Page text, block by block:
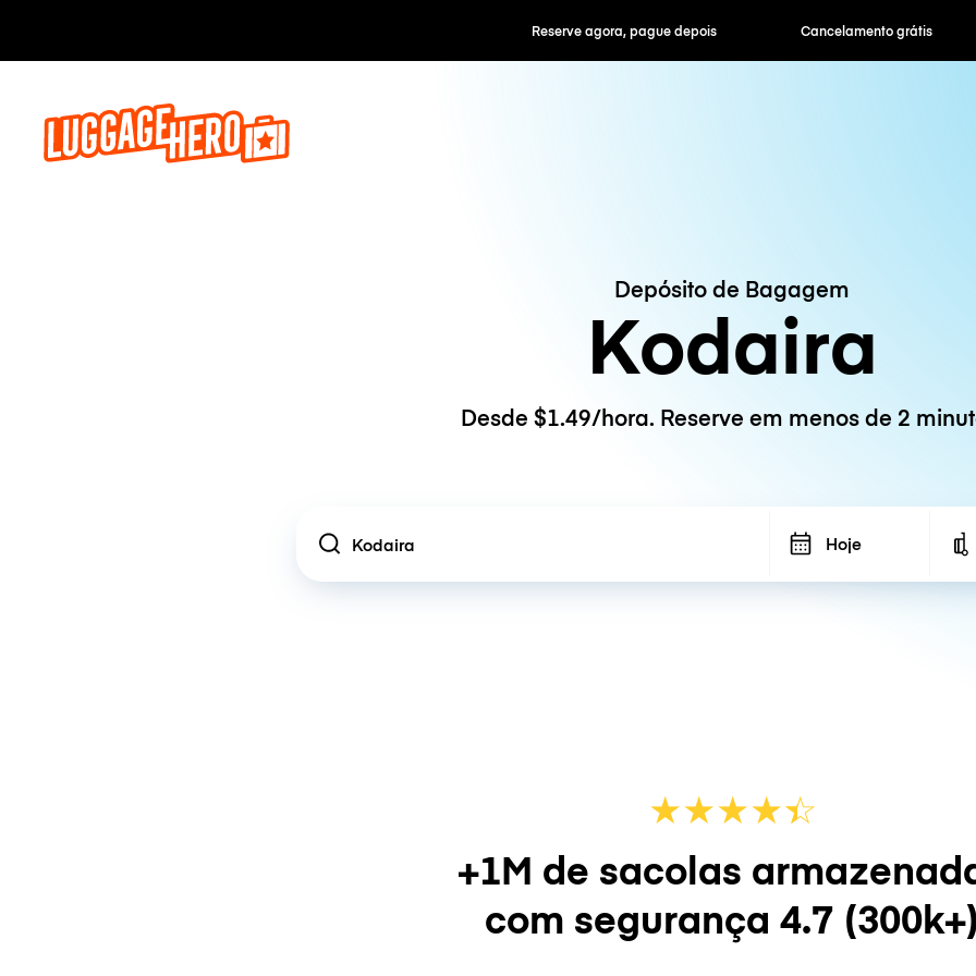
Reserve agora, pague depois Cancelamento grátis Tarifas
Depósito de Bagagem
Kodaira
Desde $1.49/hora. Reserve em menos de 2
Location Hoje
★★★★☆
★
+1M de sacolas
com segurança 4.7 (300k+)